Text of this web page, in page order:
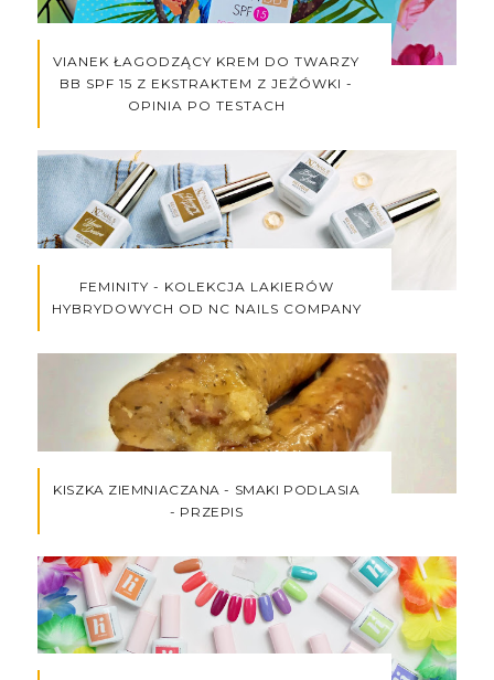
VIANEK ŁAGODZĄCY KREM DO TWARZY
BB SPF 15 Z EKSTRAKTEM Z JEŻÓWKI -
OPINIA PO TESTACH
FEMINITY - KOLEKCJA LAKIERÓW
HYBRYDOWYCH OD NC NAILS COMPANY
KISZKA ZIEMNIACZANA - SMAKI PODLASIA
- PRZEPIS